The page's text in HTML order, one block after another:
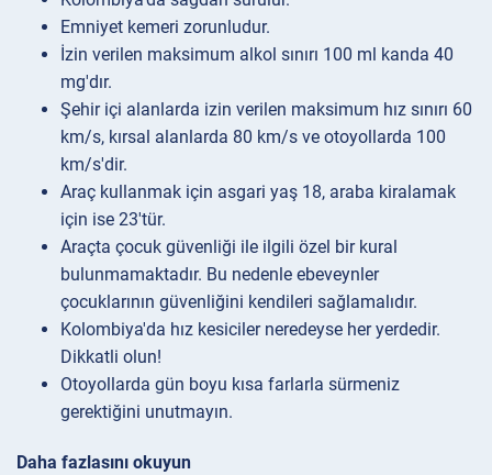
Emniyet kemeri zorunludur.
İzin verilen maksimum alkol sınırı 100 ml kanda 40
mg'dır.
Şehir içi alanlarda izin verilen maksimum hız sınırı 60
km/s, kırsal alanlarda 80 km/s ve otoyollarda 100
km/s'dir.
Araç kullanmak için asgari yaş 18, araba kiralamak
için ise 23'tür.
Araçta çocuk güvenliği ile ilgili özel bir kural
bulunmamaktadır. Bu nedenle ebeveynler
çocuklarının güvenliğini kendileri sağlamalıdır.
Kolombiya'da hız kesiciler neredeyse her yerdedir.
Dikkatli olun!
Otoyollarda gün boyu kısa farlarla sürmeniz
gerektiğini unutmayın.
Daha fazlasını okuyun